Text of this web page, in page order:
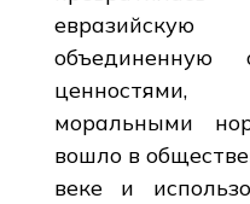
объединенную
моральными
вошло в
веке и